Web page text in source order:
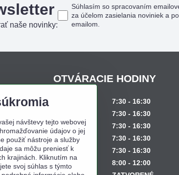
naše novinky:
Súhlasím so spracovaním
za účelom zasielania noviniek a
emailom.
OTVÁRACIE HODINY
7:30 - 16:30
7:30 - 16:30
Streda
7:30 - 16:30
Štvrtok
7:30 - 16:30
Piatok
7:30 - 16:30
Sobota
8:00 - 12:00
návštevy tejto webovej
údajov o jej
použiť nástroje a služby
sa môžu preniesť k
krajinách. Kliknutím na
svoj súhlas s týmto